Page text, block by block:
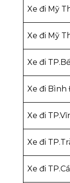
Xe đi Mỹ
Xe đi Mỹ
Xe đi
Xe đi Bình
Xe đi
Xe đi
Xe đi